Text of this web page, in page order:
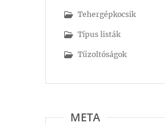
Tehergépkocsik
Típus listák
Tűzoltóságok
META